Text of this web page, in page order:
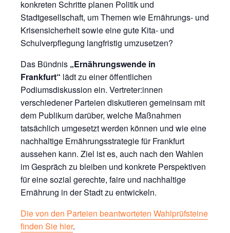
konkreten Schritte planen Politik und
Stadtgesellschaft, um Themen wie Ernährungs- und
Krisensicherheit sowie eine gute Kita- und
Schulverpflegung langfristig umzusetzen?
Das Bündnis „Ernährungswende in
Frankfurt“ lädt zu einer öffentlichen
Podiumsdiskussion ein. Vertreter:innen
verschiedener Parteien diskutieren gemeinsam mit
dem Publikum darüber, welche Maßnahmen
tatsächlich umgesetzt werden können und wie eine
nachhaltige Ernährungsstrategie für Frankfurt
aussehen kann. Ziel ist es, auch nach den Wahlen
im Gespräch zu bleiben und konkrete Perspektiven
für eine sozial gerechte, faire und nachhaltige
Ernährung in der Stadt zu entwickeln.
Die von den Parteien beantworteten Wahlprüfsteine
finden Sie hier.